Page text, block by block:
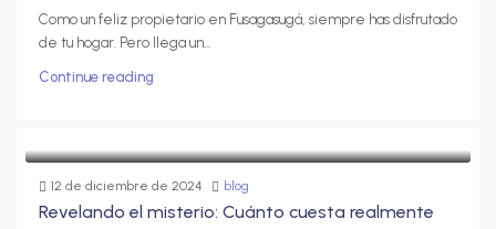
Como un feliz propietario en Fusagasugá, siempre has disfrutado
de tu hogar. Pero llega un...
Continue reading
12 de diciembre de 2024 blog
Revelando el misterio: Cuánto cuesta realmente